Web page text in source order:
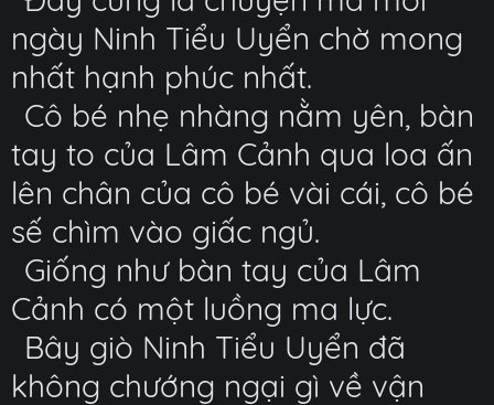
ngày Ninh Tiểu Uyển chờ mong
nhất hạnh phúc nhất.
Cô bé nhẹ nhàng nằm yên, bàn
tay to của Lâm Cảnh qua loa ấn
lên chân của cô bé vài cái, cô bé
sế chìm vào giấc ngủ.
Giống như bàn tay của Lâm
Cảnh có một luồng ma lực.
Bây giò Ninh Tiểu Uyển đã
không chướng ngại gì về vận